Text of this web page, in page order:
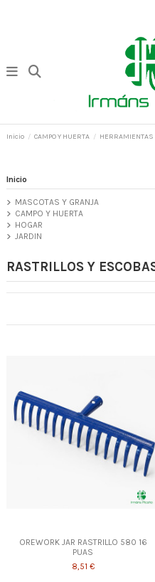
Inicio CAMPO Y HUERTA HERRAMIENTAS
RASTRILLOS Y
OREWORK JAR RASTRILLO 580 16
PUAS
8,51 €
Inicio
MASCOTAS Y GRANJA
CAMPO Y HUERTA
HOGAR
JARDIN